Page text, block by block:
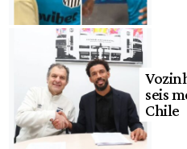
seis
Chile